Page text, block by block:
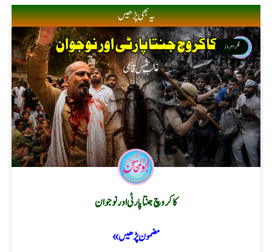
یہ بھی پڑھیں
فکر امروز
کاکروچ جنتا پارٹی اور نوجوان
مضمون پڑھیں »